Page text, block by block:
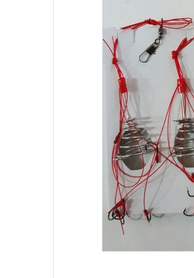
Поплавки
Прикормки
Сетевые снасти
Снасти на мирную рыбу
Туристическое снаряжение